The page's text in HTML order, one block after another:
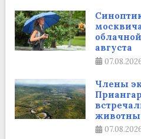
августа
Члены